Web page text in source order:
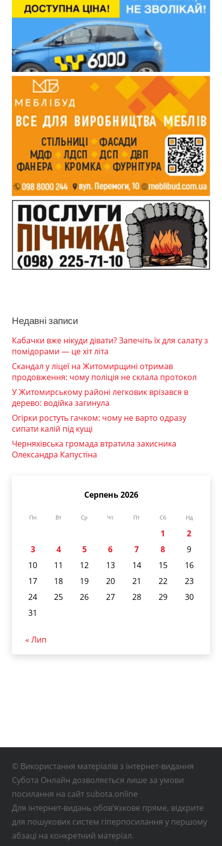
Недавні записи
Кабачки вже нікуди дівати? Запечіть їх для салату з
помідорами — це хіт літа
Скандал у ліцеї на Житомирщині отримав
продовження: чому поліція не склала протокол
У Житомирському районі легковик врізався в
дерево: водійка загинула
Огірки ростуть гачком: чому не варто одразу
сипати калій під кущі
Черняхівська громада втратила захисника
Олександра Капустіна
Серпень 2026
Пн Вт Ср Чт Пт Сб Нд
1
2
3
4 5 6 7 8
9
10
11 12 13 14 15
16
17
18 19 20 21 22
23
24
25 26 27 28 29
30
31
« Лип
© Використання матеріалів з інтернет-видання
Субота Онлайн дозволяється лише за умови
посилання на сайт subota.online
Для інтернет-видань обов’язкове пряме, відкрите
для пошукових систем гіперпосилання у першому
абзаці на конкретний матеріал.